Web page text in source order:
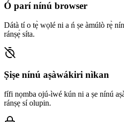
Ó parí nínú browser
Dátà tí o tẹ̀ wọlé ni a ń ṣe àmúlò rẹ̀
ránṣẹ́ síta.
Ṣiṣe nínú aṣàwákiri nìkan
fífi nọmba ojú-ìwé kún ni a ṣe nínú
ránṣẹ sí olupin.